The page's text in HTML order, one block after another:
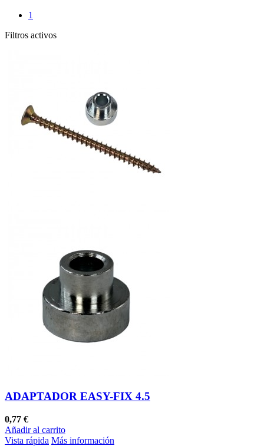
1
Filtros activos
ADAPTADOR EASY-FIX 4.5
0,77 €
Añadir al carrito
Vista rápida Más información